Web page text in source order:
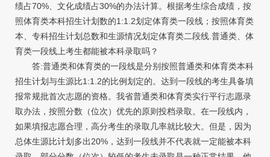
绩占70%、文化成绩占30%的办法计算。根据考生综合成绩，按
照体育类本科招生计划数的1:1.2划定体育类一段线；按照体育类
本、专科招生计划总数和生源情况划定体育类二段线.普通类、体
育类一段线上考生都能被本科录取吗？
答:普通类和体育类的一段线是分别按照普通类和体育类本科
招生计划与生源比1:1.2的比例划定的。达到一段线的考生具备填
报常规批首次志愿的资格。我省普通类和体育类实行平行志愿录
取办法，按照分数（位次）优先的原则投档录取。在一段线内，
如果填报志愿合理，高分考生的录取几率就比较大。但是，因为
总体生源比计划多出20%，达到一段线并不代表就一定能被本科